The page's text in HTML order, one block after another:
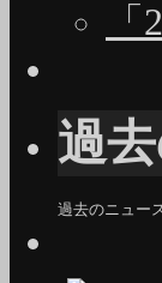
過
過去のニュー